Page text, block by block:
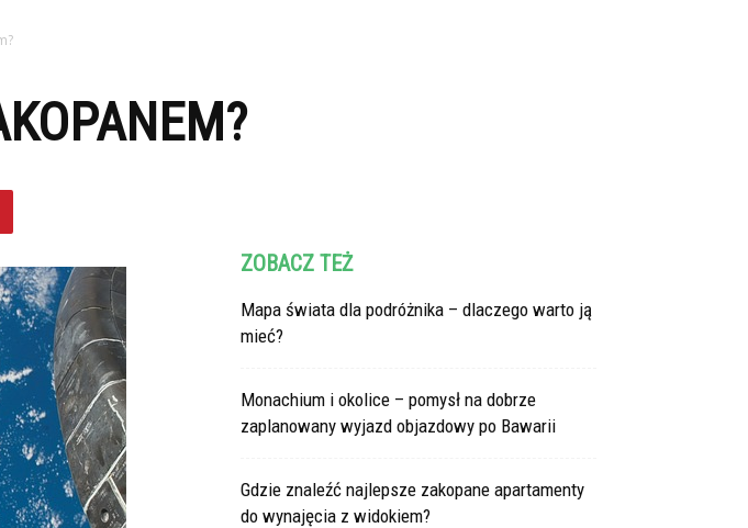
ZOBACZ TEŻ
Mapa świata dla podróżnika – dlaczego warto ją
mieć?
Monachium i okolice – pomysł na dobrze
zaplanowany wyjazd objazdowy po Bawarii
Gdzie znaleźć najlepsze zakopane apartamenty
do wynajęcia z widokiem?